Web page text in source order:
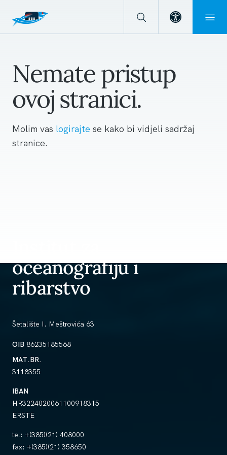
Open
Nemate pristup
ovoj stranici.
Molim vas logirajte se kako bi vidjeli sadržaj
stranice.
oceanografiju i
ribarstvo
Šetalište I. Meštrovića 63
OIB 86235185568
MAT.BR.
3118355
IBAN
HR3224020061100918315
ERSTE
tel: +(385)(21) 408000
fax: +(385)(21) 358650